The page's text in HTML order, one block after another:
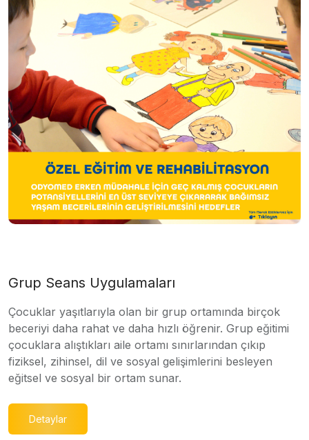
Grup Seans Uygulamaları
Çocuklar yaşıtlarıyla olan bir grup ortamında birçok
beceriyi daha rahat ve daha hızlı öğrenir. Grup eğitimi
çocuklara alıştıkları aile ortamı sınırlarından çıkıp
fiziksel, zihinsel, dil ve sosyal gelişimlerini besleyen
eğitsel ve sosyal bir ortam sunar.
Detaylar